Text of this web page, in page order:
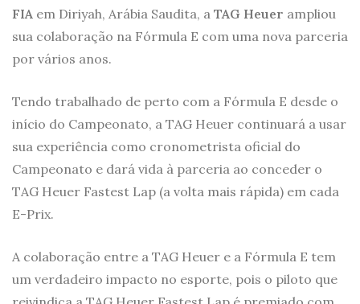
FIA em Diriyah, Arábia Saudita, a TAG Heuer ampliou
sua colaboração na Fórmula E com uma nova parceria
por vários anos.
Tendo trabalhado de perto com a Fórmula E desde o
início do Campeonato, a TAG Heuer continuará a usar
sua experiência como cronometrista oficial do
Campeonato e dará vida à parceria ao conceder o
TAG Heuer Fastest Lap (a volta mais rápida) em cada
E-Prix.
A colaboração entre a TAG Heuer e a Fórmula E tem
um verdadeiro impacto no esporte, pois o piloto que